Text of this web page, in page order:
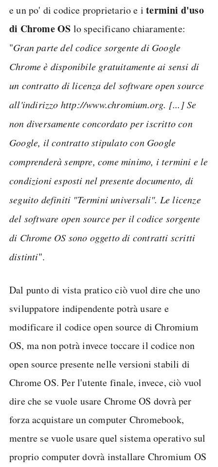
e un po' di codice proprietario e itermini d'uso
di Chrome OS lo specificano chiaramente:
"Gran parte del codice sorgente di Google
Chrome è disponibile gratuitamente ai sensi di
un contratto di licenza del software open source
all'indirizzo http://www.chromium.org. [...] Se
non diversamente concordato per iscritto con
Google, il contratto stipulato con Google
comprenderà sempre, come minimo, i termini e le
condizioni esposti nel presente documento, di
seguito definiti "Termini universali". Le licenze
del software open source per il codice sorgente
di Chrome OS sono oggetto di contratti scritti
distinti".
Dal punto di vista pratico ciò vuol dire che uno
sviluppatore indipendente potrà usare e
modificare il codice open source di Chromium
OS, ma non potrà invece toccare il codice non
open source presente nelle versioni stabili di
Chrome OS. Per l'utente finale, invece, ciò vuol
dire che se vuole usare Chrome OS dovrà per
forza acquistare un computer Chromebook,
mentre se vuole usare quel sistema operativo sul
proprio computer dovrà installare Chromium OS